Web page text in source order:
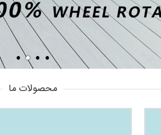
محصولات ما